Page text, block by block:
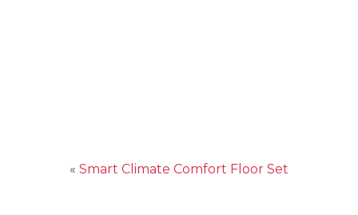
« Smart Climate Comfort Floor Set